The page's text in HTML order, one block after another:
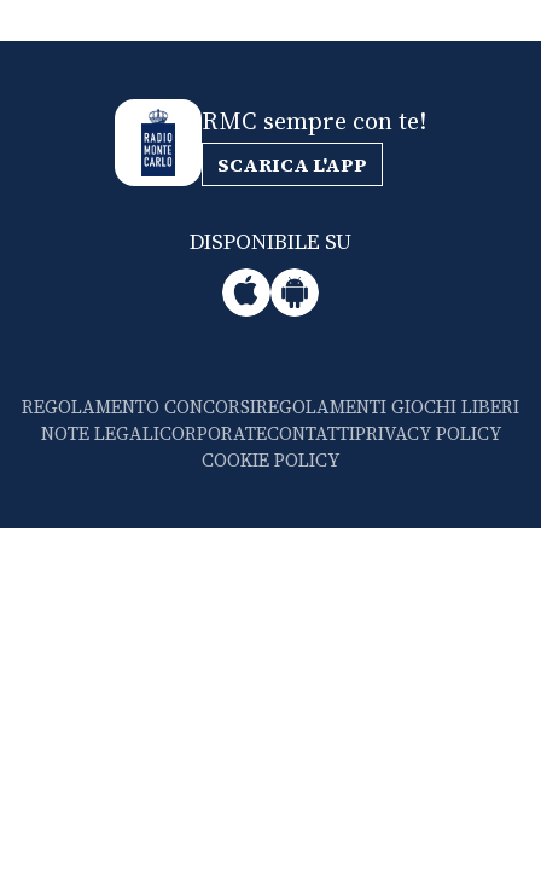
RMC sempre con te!
SCARICA L'APP
DISPONIBILE SU
REGOLAMENTO CONCORSIREGOLAMENTI GIOCHI LIBERI
NOTE LEGALICORPORATECONTATTIPRIVACY POLICY
COOKIE POLICY